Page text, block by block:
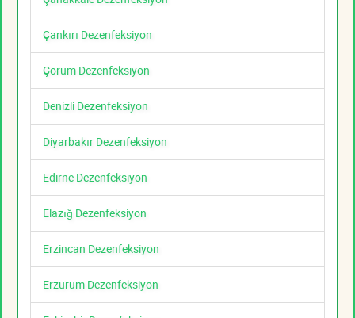
Çankırı Dezenfeksiyon
Çorum Dezenfeksiyon
Denizli Dezenfeksiyon
Diyarbakır Dezenfeksiyon
Edirne Dezenfeksiyon
Elazığ Dezenfeksiyon
Erzincan Dezenfeksiyon
Erzurum Dezenfeksiyon